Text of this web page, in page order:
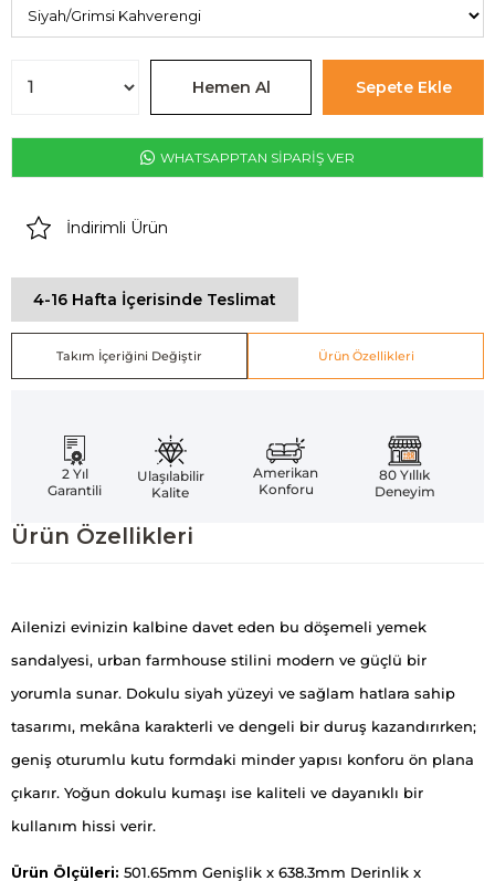
WHATSAPPTAN SİPARİŞ VER
İndirimli Ürün
4-16 Hafta İçerisinde Teslimat
Takım İçeriğini Değiştir Ürün Özellikleri
2 Yıl
Garantili
Ulaşılabilir
Kalite
Amerikan
Konforu
80 Yıllık
Deneyim
Ürün Özellikleri
Ailenizi evinizin kalbine davet eden bu döşemeli yemek
sandalyesi, urban farmhouse stilini modern ve güçlü bir
yorumla sunar. Dokulu siyah yüzeyi ve sağlam hatlara sahip
tasarımı, mekâna karakterli ve dengeli bir duruş kazandırırken;
geniş oturumlu kutu formdaki minder yapısı konforu ön plana
çıkarır. Yoğun dokulu kumaşı ise kaliteli ve dayanıklı bir
kullanım hissi verir.
Ürün Ölçüleri: 501.65mm Genişlik x 638.3mm Derinlik x